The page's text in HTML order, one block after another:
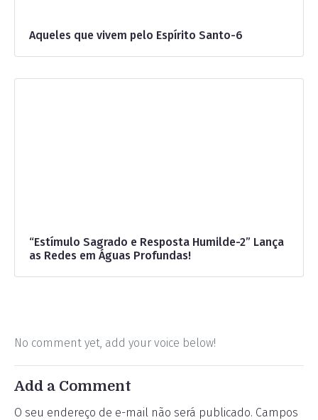
Aqueles que vivem pelo Espírito Santo-6
“Estímulo Sagrado e Resposta Humilde-2” Lança
as Redes em Águas Profundas!
No comment yet, add your voice below!
Add a Comment
O seu endereço de e-mail não será publicado. Campos